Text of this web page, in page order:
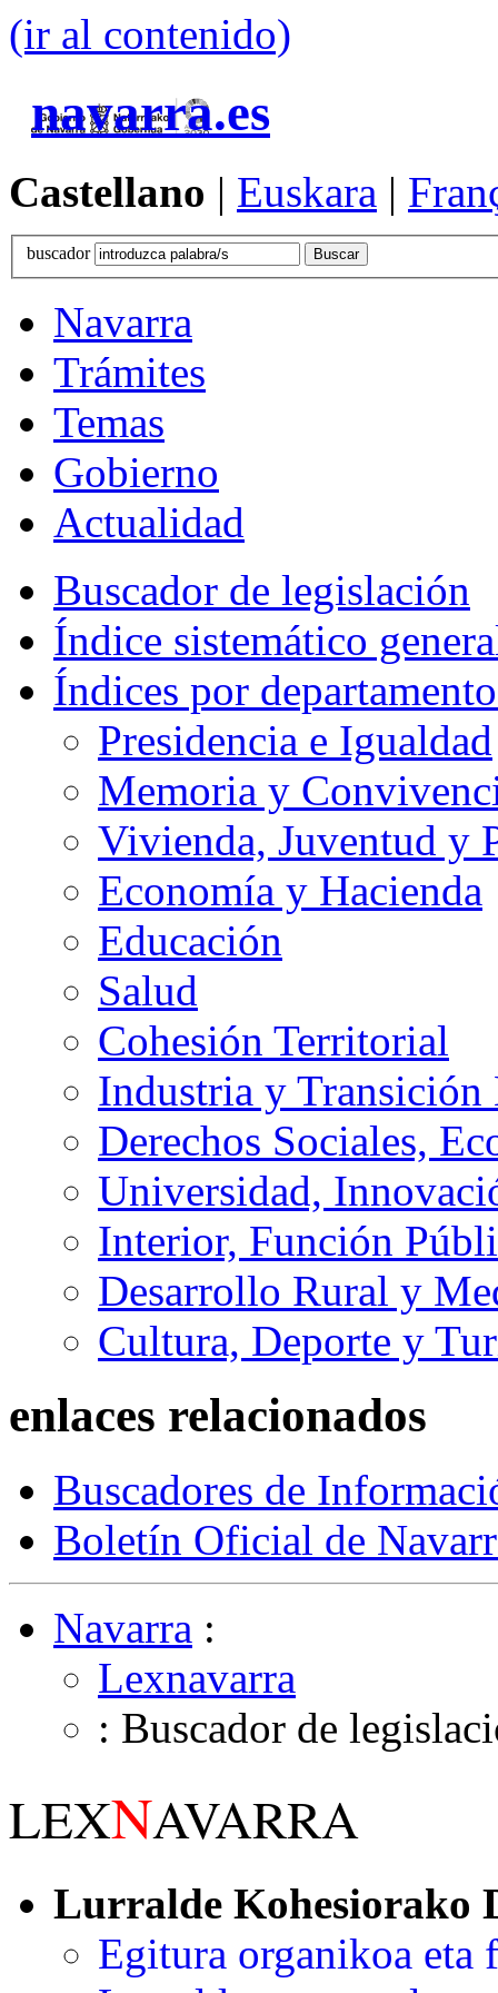
(ir al contenido)
navarra.es
Castellano | Euskara |
buscador
Navarra
Trámites
Temas
Gobierno
Actualidad
Buscador de legislación
Índice sistemático
Índices por
Presidencia e Igualdad
Memoria y
Vivienda, Juventud y
Economía y Hacienda
Educación
Salud
Cohesión Territorial
Industria y
Derechos Sociales,
Universidad,
Interior, Función
Desarrollo Rural y
Cultura, Deporte y
enlaces relacionados
Buscadores de
Boletín Oficial de
Navarra :
Lexnavarra
: Buscador de
LEXNAVARRA
Lurralde Kohesiorako
Egitura organikoa eta